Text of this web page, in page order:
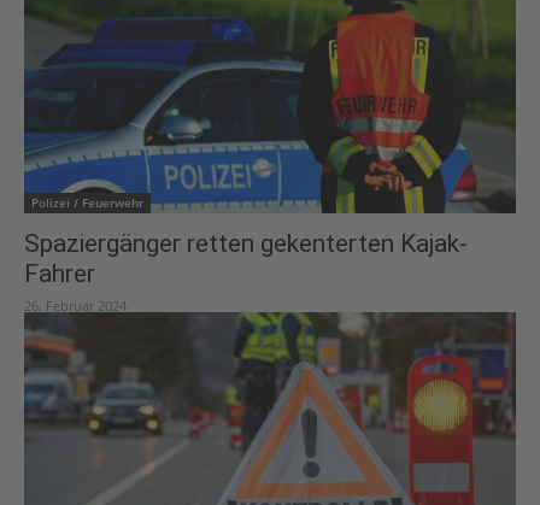
Polizei / Feuerwehr
Spaziergänger retten gekenterten Kajak-
Fahrer
26. Februar 2024